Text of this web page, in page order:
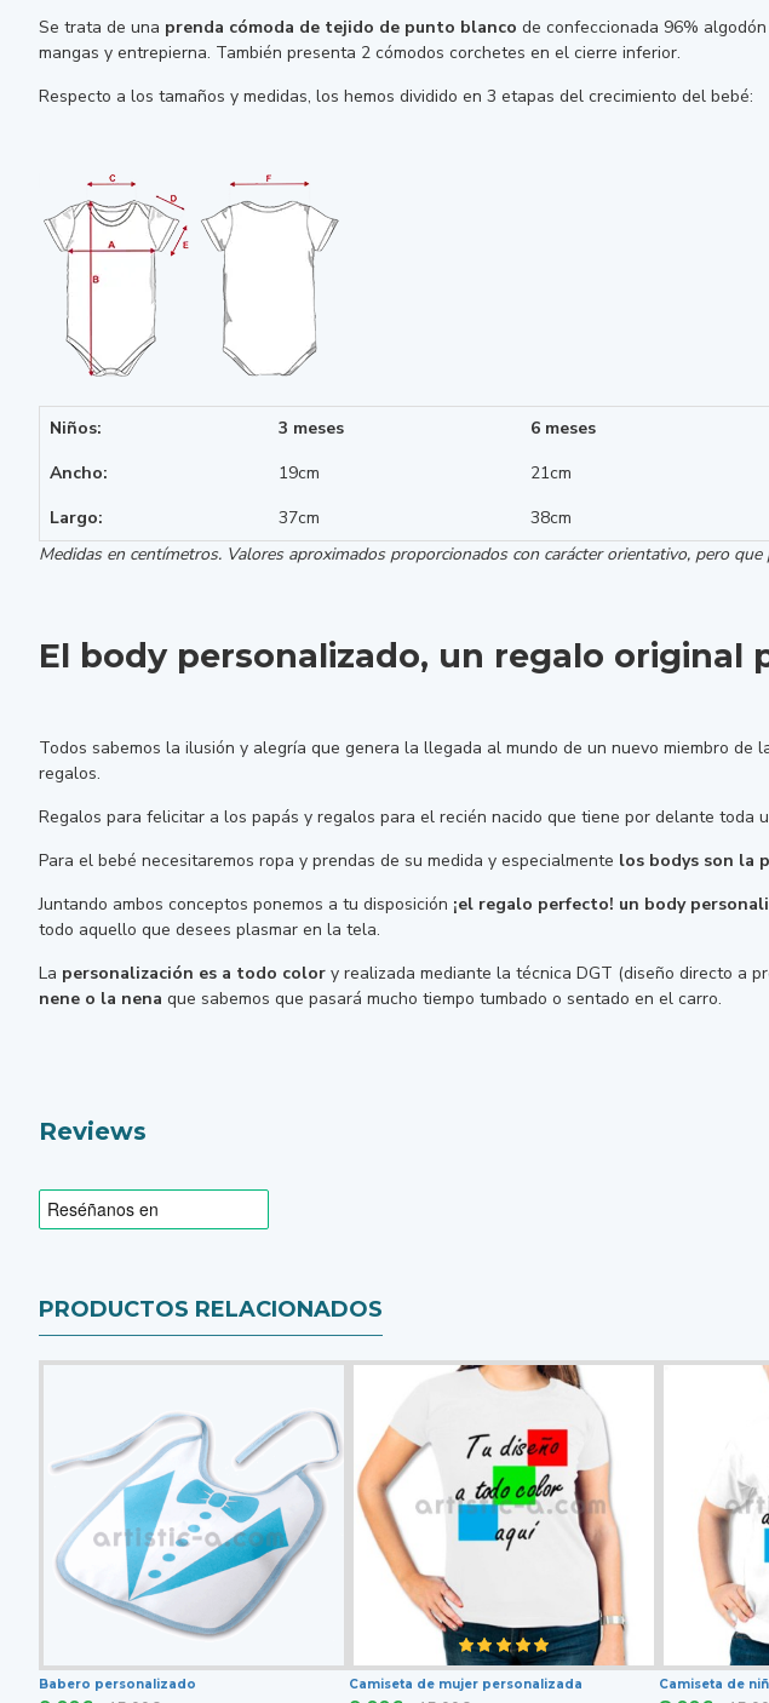
Se trata de una prenda cómoda de tejido de punto blanco de confeccionada 96%
mangas y entrepierna. También presenta 2 cómodos corchetes en el cierre inferior.
Respecto a los tamaños y medidas, los hemos dividido en 3 etapas del crecimiento del bebé:
Niños: 3 meses 6 meses
Ancho:
19cm 21cm
Largo:
37cm 38cm
Medidas en centímetros. Valores aproximados proporcionados con carácter orientativo, pero
El body personalizado, un regalo original
Todos sabemos la ilusión y alegría que genera la llegada al mundo de un nuevo miembro
regalos.
Regalos para felicitar a los papás y regalos para el recién nacido que tiene por delante toda
Para el bebé necesitaremos ropa y prendas de su medida y especialmente los bodys son la
Juntando ambos conceptos ponemos a tu disposición ¡el regalo perfecto! un body
todo aquello que desees plasmar en la tela.
La personalización es a todo color y realizada mediante la técnica DGT (diseño directo a
nene o la nena que sabemos que pasará mucho tiempo tumbado o sentado en el carro.
Reviews
PRODUCTOS RELACIONADOS
Babero personalizado Camiseta de mujer personalizada Camiseta de